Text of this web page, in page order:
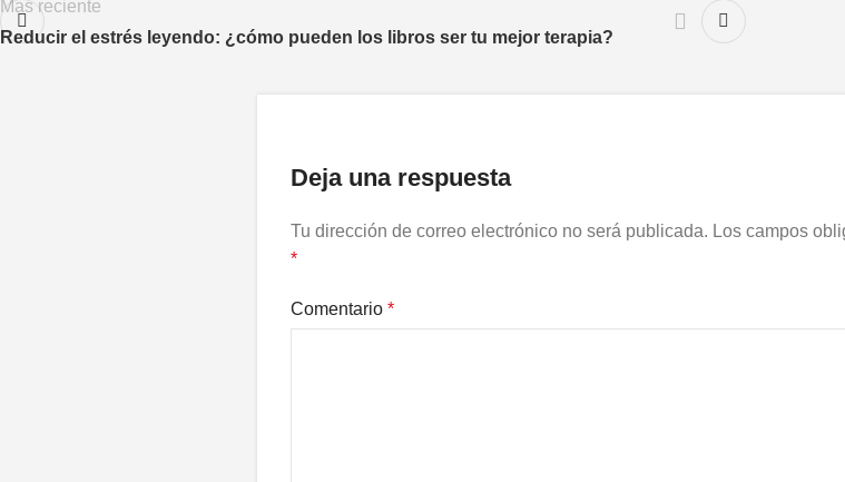
Mas reciente
Reducir el estrés leyendo: ¿cómo pueden los libros ser tu mejor terapia?
Deja una respuesta
Tu dirección de correo electrónico no será publicada. Los campos
*
Comentario *